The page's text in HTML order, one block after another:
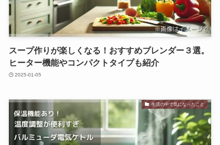
スープ作りが楽しくなる！おすすめブレンダー３選。
ヒーター機能やコンパクトタイプも紹介
2025-01-05
生活の中で気になったこと